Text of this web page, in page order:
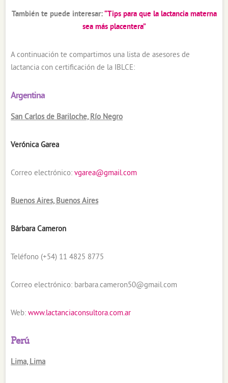
También te puede interesar:“Tips para que la lactancia materna
sea más placentera”
A continuación te compartimos una lista de asesores de
lactancia con certificación de la IBLCE:
Argentina
San Carlos de Bariloche, Río Negro
Verónica Garea
Correo electrónico:vgarea@gmail.com
Buenos Aires, Buenos Aires
Bárbara Cameron
Teléfono (+54) 11 4825 8775
Correo electrónico: barbara.cameron50@gmail.com
Web:www.lactanciaconsultora.com.ar
Perú
Lima, Lima